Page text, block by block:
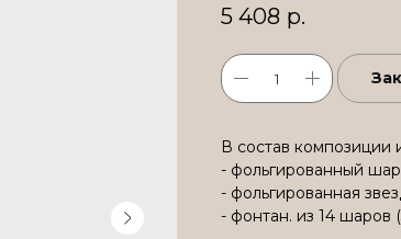
5 408 р.
В состав композиции
- фольгированный
- фольгированная
- фонтан. из 14 шаров